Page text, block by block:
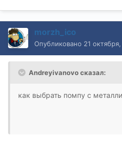
morzh_ico
Опубликовано 21
Andreyivanovo сказал:
как выбрать помпу с